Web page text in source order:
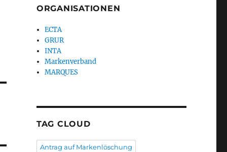
ORGANISATIONEN
ECTA
GRUR
INTA
Markenverband
MARQUES
TAG CLOUD
Antrag auf Markenlöschung